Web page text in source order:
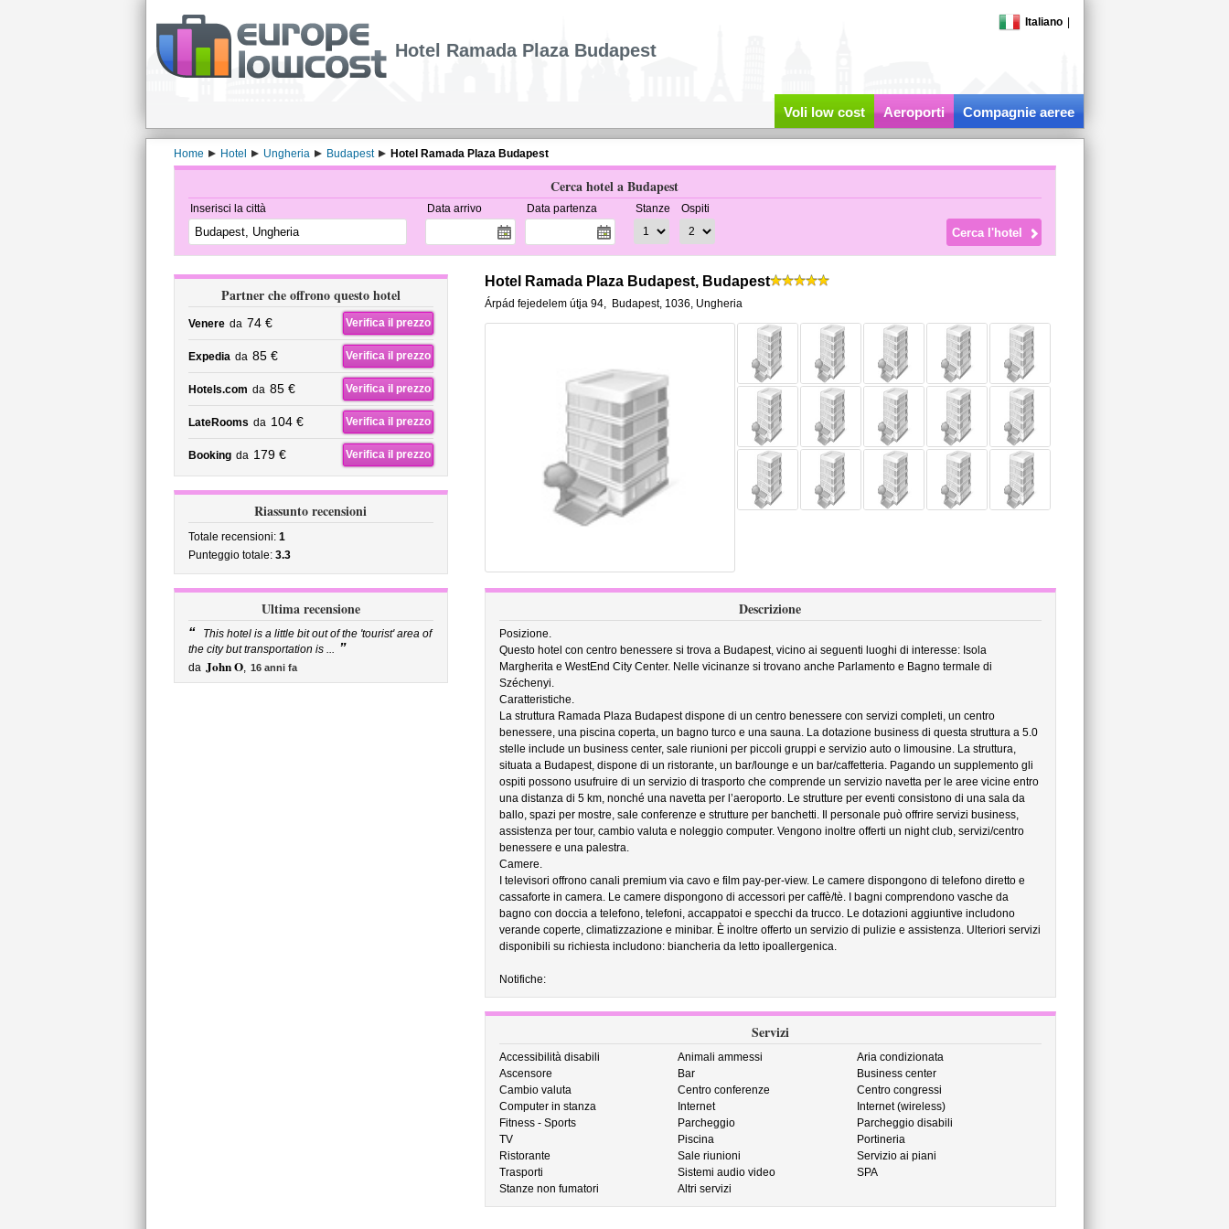
Italiano
Hotel Ramada Plaza Budapest
Voli low cost Aeroporti Compagnie aeree
Home Hotel Ungheria Budapest Hotel Ramada Plaza Budapest
Cerca hotel a Budapest
Inserisci la città Data arrivo Data partenza Stanze Ospiti
Partner che offrono questo hotel
Venere da 74 € Verifica il prezzo
Expedia da 85 € Verifica il prezzo
Hotels.com da 85 € Verifica il prezzo
LateRooms da 104 € Verifica il prezzo
Booking da 179 € Verifica il prezzo
Riassunto recensioni
Totale recensioni: 1
Punteggio totale: 3.3
Ultima recensione
“
This hotel is a little bit out of the 'tourist' area of
the city but transportation is ... ”
da John O, 16 anni fa
Hotel Ramada Plaza Budapest, Budapest
Árpád fejedelem útja 94, Budapest, 1036, Ungheria
Descrizione
Posizione.
Questo hotel con centro benessere si trova a Budapest, vicino ai seguenti luoghi di interesse: Isola
Margherita e WestEnd City Center. Nelle vicinanze si trovano anche Parlamento e Bagno termale di
Széchenyi.
Caratteristiche.
La struttura Ramada Plaza Budapest dispone di un centro benessere con servizi completi, un centro
benessere, una piscina coperta, un bagno turco e una sauna. La dotazione business di questa struttura a 5.0
stelle include un business center, sale riunioni per piccoli gruppi e servizio auto o limousine. La struttura,
situata a Budapest, dispone di un ristorante, un bar/lounge e un bar/caffetteria. Pagando un supplemento gli
ospiti possono usufruire di un servizio di trasporto che comprende un servizio navetta per le aree vicine entro
una distanza di 5 km, nonché una navetta per l’aeroporto. Le strutture per eventi consistono di una sala da
ballo, spazi per mostre, sale conferenze e strutture per banchetti. Il personale può offrire servizi business,
assistenza per tour, cambio valuta e noleggio computer. Vengono inoltre offerti un night club, servizi/centro
benessere e una palestra.
Camere.
I televisori offrono canali premium via cavo e film pay-per-view. Le camere dispongono di telefono diretto e
cassaforte in camera. Le camere dispongono di accessori per caffè/tè. I bagni comprendono vasche da
bagno con doccia a telefono, telefoni, accappatoi e specchi da trucco. Le dotazioni aggiuntive includono
verande coperte, climatizzazione e minibar. È inoltre offerto un servizio di pulizie e assistenza. Ulteriori servizi
disponibili su richiesta includono: biancheria da letto ipoallergenica.
Notifiche:
Servizi
Accessibilità disabili Animali ammessi
Aria condizionata
Ascensore
Bar
Business center
Cambio valuta
Centro conferenze
Centro congressi
Computer in stanza
Internet
Internet (wireless)
Fitness - Sports
Parcheggio
Parcheggio disabili
TV
Piscina
Portineria
Ristorante
Sale riunioni
Servizio ai piani
Trasporti
Sistemi audio video
SPA
Stanze non fumatori
Altri servizi